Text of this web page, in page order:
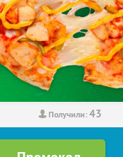
Получили:43